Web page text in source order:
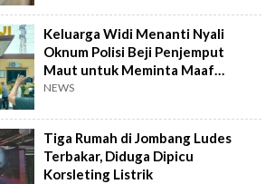
Keluarga Widi Menanti Nyali
Oknum Polisi Beji Penjemput
Maut untuk Meminta Maaf
Langsung
NEWS
Tiga Rumah di Jombang Ludes
Terbakar, Diduga Dipicu
Korsleting Listrik